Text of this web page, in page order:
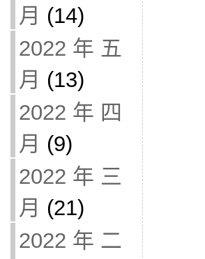
月 (14)
2022 年 五
月 (13)
2022 年 四
月 (9)
2022 年 三
月 (21)
2022 年 二